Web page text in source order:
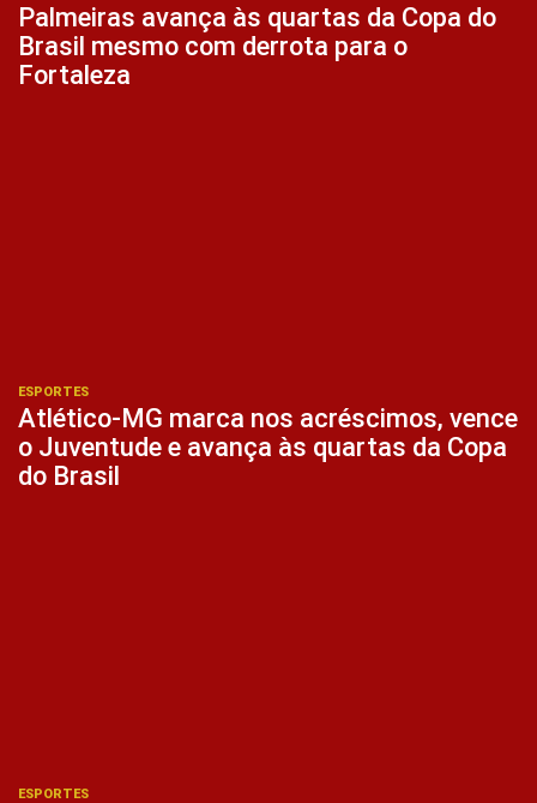
Palmeiras avança às quartas da Copa do
Brasil mesmo com derrota para o
Fortaleza
ESPORTES
Atlético-MG marca nos acréscimos, vence
o Juventude e avança às quartas da Copa
do Brasil
ESPORTES